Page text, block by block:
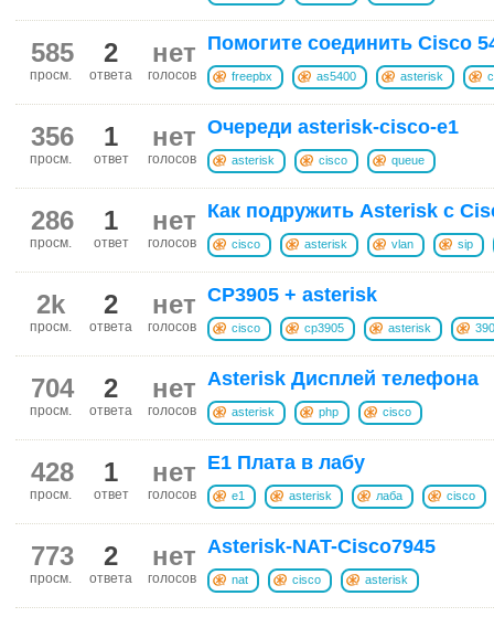
нет
голосов
2
ответа
585
просм.
Помогите соединить Cisco
freepbx as5400 asterisk
нет
голосов
1
ответ
356
просм.
Очереди asterisk-cisco-e1
asterisk cisco queue
нет
голосов
1
ответ
286
просм.
Как подружить Asterisk с
cisco asterisk vlan sip
нет
голосов
2
ответа
2k
просм.
CP3905 + asterisk
cisco cp3905 asterisk
нет
голосов
2
ответа
704
просм.
Asterisk Дисплей телефона
asterisk php cisco
нет
голосов
1
ответ
428
просм.
E1 Плата в лабу
e1 asterisk лаба cisco
нет
голосов
2
ответа
773
просм.
Asterisk-NAT-Cisco7945
nat cisco asterisk